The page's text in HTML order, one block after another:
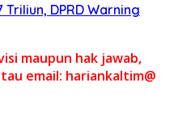
Triliun, DPRD Warning
maupun hak jawab,
email: hariankaltim@